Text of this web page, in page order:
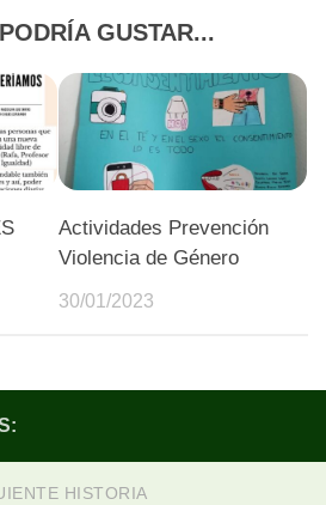
GUSTAR...
Actividades Prevención
Violencia de Género
30/01/2023
HISTORIA